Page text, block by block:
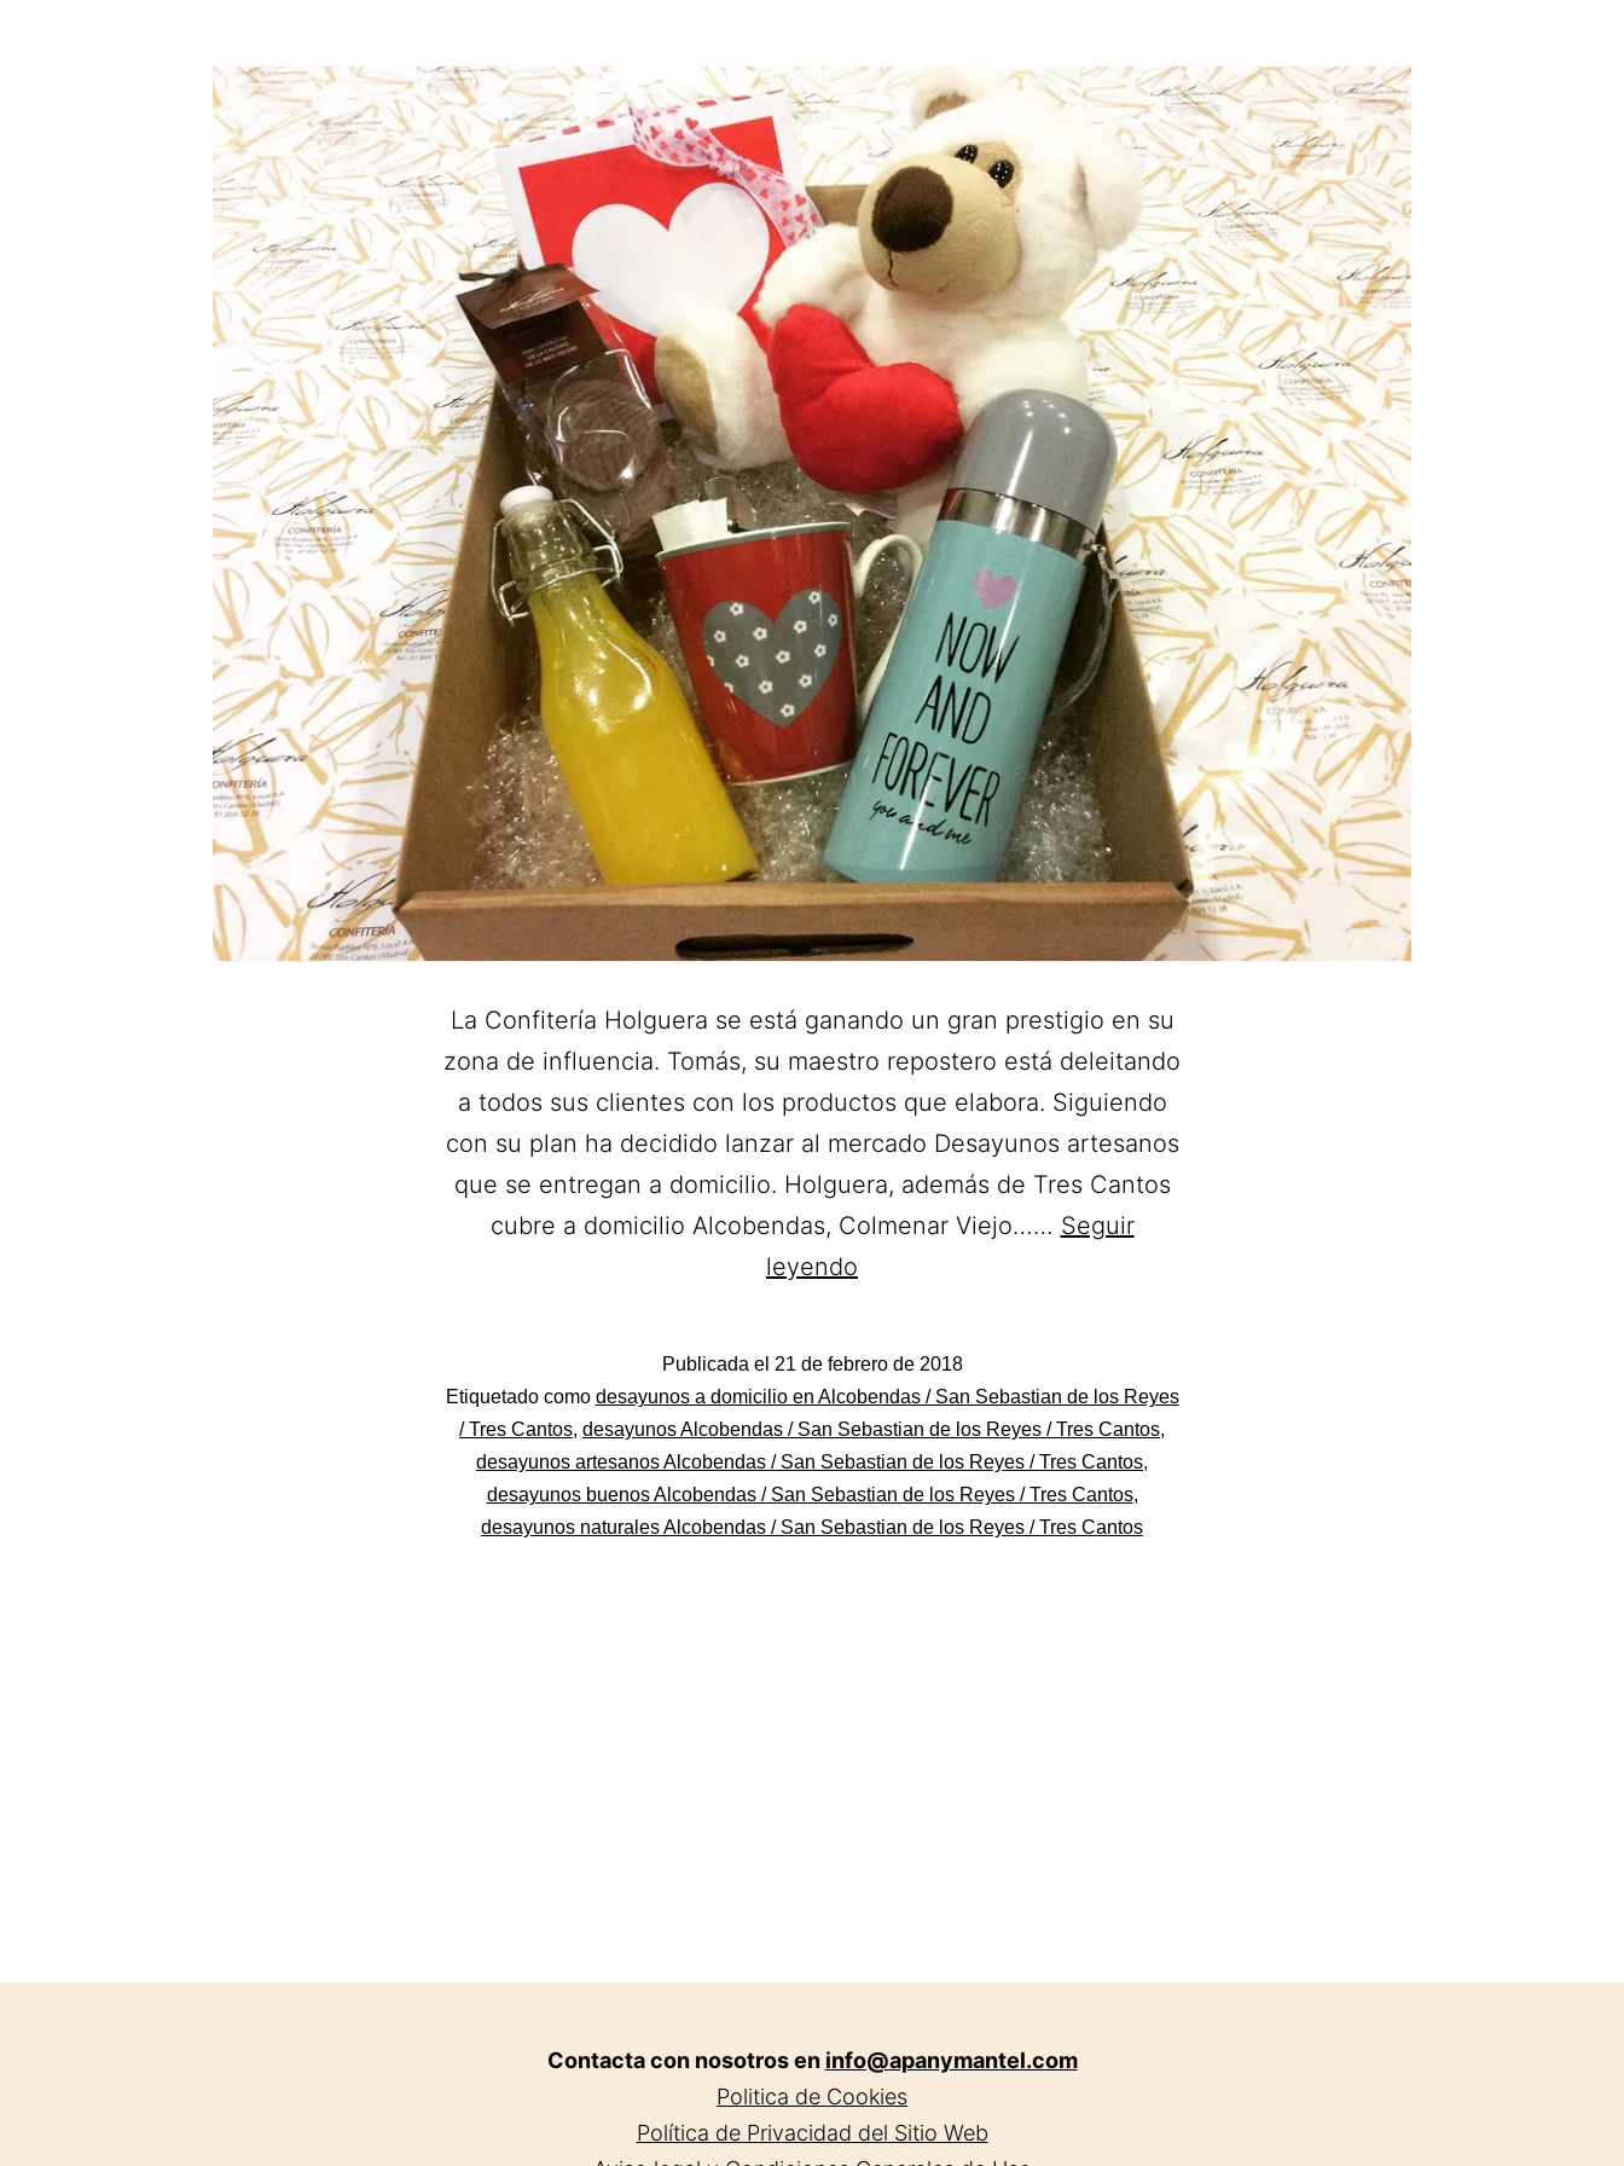
La Confitería Holguera se está ganando un gran prestigio en su
zona de influencia. Tomás, su maestro repostero está deleitando
a todos sus clientes con los productos que elabora. Siguiendo
con su plan ha decidido lanzar al mercado Desayunos artesanos
que se entregan a domicilio. Holguera, además de Tres Cantos
cubre a domicilio Alcobendas, Colmenar Viejo…… Seguir
leyendo
a
domicilio
en
Alcobendas.
Publicada el 21 de febrero de 2018
Categorizado
como
Desayunos
Etiquetado como desayunos a domicilio en Alcobendas / San Sebastian de los Reyes
/ Tres Cantos, desayunos Alcobendas / San Sebastian de los Reyes / Tres Cantos,
desayunos artesanos Alcobendas / San Sebastian de los Reyes / Tres Cantos,
desayunos buenos Alcobendas / San Sebastian de los Reyes / Tres Cantos,
desayunos naturales Alcobendas / San Sebastian de los Reyes / Tres Cantos
Contacta con nosotros en info@apanymantel.com
Politica de Cookies
Política de Privacidad del Sitio Web